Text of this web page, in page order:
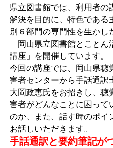
県立図書館では、利用者の
解決を目的に、特色である
別６部門の専門性を生かし
「岡山県立図書館とことん
講座」を開催しています。
今回の講座では、岡山県聴
害者センターから手話通訳
大岡政恵氏をお招きし、聴
害者がどんなことに困って
のか、また、話す時のポイ
お話しいただきます。
手話通訳と要約筆記が